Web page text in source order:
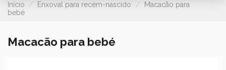
Início Enxoval para recém-nascido
Macacão para
bebé
Macacão para bebé